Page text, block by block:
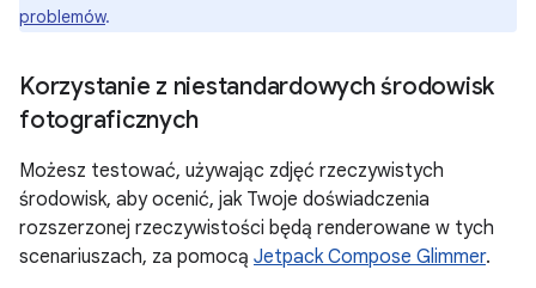
problemów.
Korzystanie z niestandardowych środowisk
fotograficznych
Możesz testować, używając zdjęć rzeczywistych
środowisk, aby ocenić, jak Twoje doświadczenia
rozszerzonej rzeczywistości będą renderowane w tych
scenariuszach, za pomocą Jetpack Compose Glimmer.